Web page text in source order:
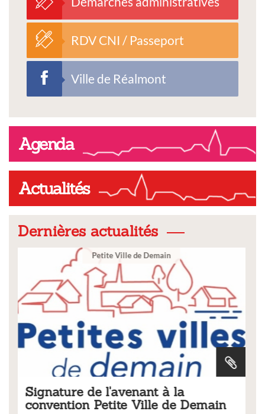
RDV CNI / Passeport
Ville de Réalmont
Agenda
Actualités
Dernières actualités
Ville
Tarifs 2026 des services
municipaux